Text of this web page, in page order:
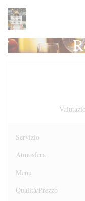
Personalizzazione delle
Servizio
Atmosfera
Menu
Qualità/Prezzo